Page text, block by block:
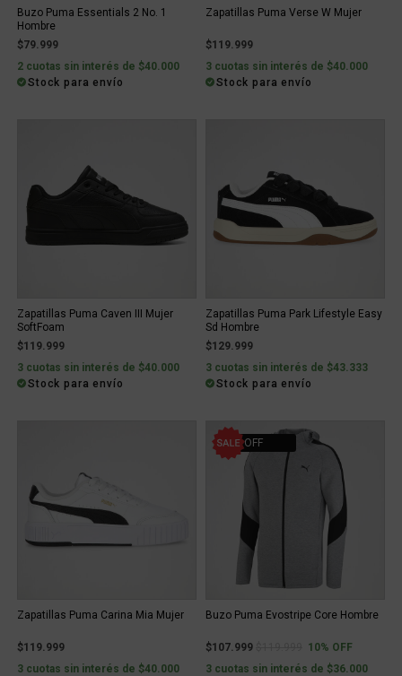
Buzo Puma Essentials 2 No. 1
Hombre
$79.999
2 cuotas sin interés de $40.000
Stock para envío
Zapatillas Puma Verse W Mujer
$119.999
3 cuotas sin interés de $40.000
Stock para envío
Zapatillas Puma Caven III Mujer
SoftFoam
$119.999
3 cuotas sin interés de $40.000
Stock para envío
Zapatillas Puma Park Lifestyle Easy
Sd Hombre
$129.999
3 cuotas sin interés de $43.333
Stock para envío
Zapatillas Puma Carina Mia Mujer
$119.999
3 cuotas sin interés de $40.000
10% OFF
Buzo Puma Evostripe Core Hombre
$107.999 Price reduced from
to10% OFF
3 cuotas sin interés de $36.000